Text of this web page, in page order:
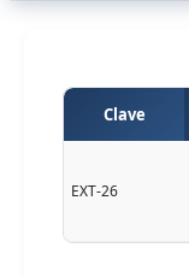
Clave
EXT-26